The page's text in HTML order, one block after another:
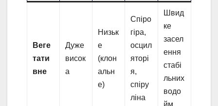
Веге
тати
вне
Дуже
висок
а
Низьк
е
(клон
альн
е)
Спіро
гіра,
осцил
яторі
я,
спіру
ліна
Швид
ке
засел
ення
стабі
льних
водо